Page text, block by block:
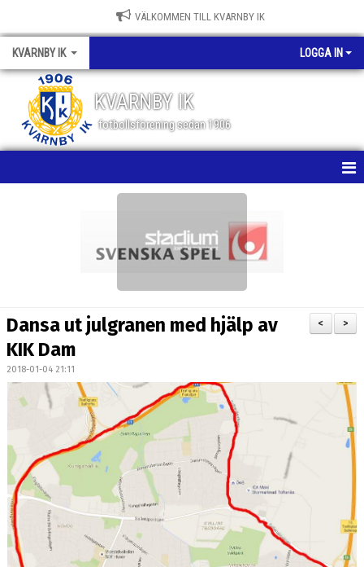
VÄLKOMMEN TILL KVARNBY IK
KVARNBY IK LOGGA IN
KVARNBY IK
fotbollsförening sedan 1906
BILDGALLERI
LEDARE
KONTAKT
>
<
Dansa ut julgranen med hjälp av
KIK Dam
2018-01-04 21:11